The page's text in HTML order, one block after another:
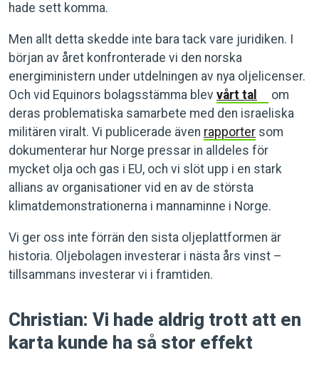
hade sett komma.
Men allt detta skedde inte bara tack vare juridiken. I
början av året konfronterade vi den norska
energiministern under utdelningen av nya oljelicenser.
Och vid Equinors bolagsstämma blev vårt tal
om
deras problematiska samarbete med den israeliska
militären viralt. Vi publicerade även rapporter som
dokumenterar hur Norge pressar in alldeles för
mycket olja och gas i EU, och vi slöt upp i en stark
allians av organisationer vid en av de största
klimatdemonstrationerna i mannaminne i Norge.
Vi ger oss inte förrän den sista oljeplattformen är
historia. Oljebolagen investerar i nästa års vinst –
tillsammans investerar vi i framtiden.
Christian: Vi hade aldrig trott att en
karta kunde ha så stor effekt